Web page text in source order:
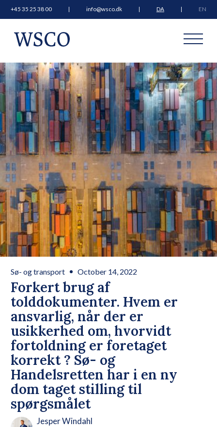
+45 35 25 38 00 info@wsco.dk DA EN
Forkert brug af
tolddokumenter. Hvem er
ansvarlig, når der er
usikkerhed om, hvorvidt
fortoldning er foretaget
korrekt ? Sø- og
Handelsretten har i en ny
dom taget stilling til
spørgsmålet
Sø- og transport October 14, 2022
Jesper Windahl